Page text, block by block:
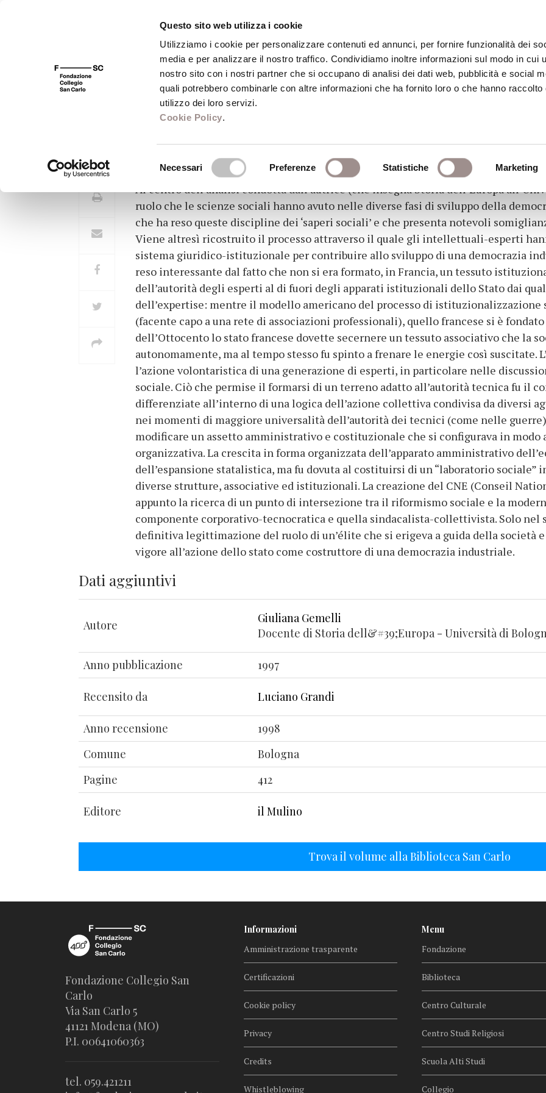
Questo sito web utilizza i cookie
Utilizziamo i cookie per personalizzare contenuti ed annunci, per fornire funzionalità dei
media e per analizzare il nostro traffico. Condividiamo inoltre informazioni sul modo in cui
nostro sito con i nostri partner che si occupano di analisi dei dati web, pubblicità e social
quali potrebbero combinarle con altre informazioni che ha fornito loro o che hanno raccolto
utilizzo dei loro servizi.
Cookie Policy.
Necessari Preferenze Statistiche Marketing
FSC 400 Fondazione Biblioteca Centro Culturale Centro Studi
Le élites della competenza
Al centro dell’analisi condotta dall’autrice (che insegna Storia dell’Europa
ruolo che le scienze sociali hanno avuto nelle diverse fasi di sviluppo della
che ha reso queste discipline dei ‘saperi sociali’ e che presenta notevoli
Viene altresì ricostruito il processo attraverso il quale gli intellettuali-esperti
sistema giuridico-istituzionale per contribuire allo sviluppo di una democrazia
reso interessante dal fatto che non si era formato, in Francia, un tessuto
dell’autorità degli esperti al di fuori degli apparati istituzionali dello Stato dai
dell’expertise: mentre il modello americano del processo di
(facente capo a una rete di associazioni professionali), quello francese si è
dell’Ottocento lo stato francese dovette secernere un tessuto associativo che la
autonomamente, ma al tempo stesso fu spinto a frenare le energie così suscitate.
l’azione volontaristica di una generazione di esperti, in particolare nelle
sociale. Ciò che permise il formarsi di un terreno adatto all’autorità tecnica fu il
differenziate all’interno di una logica dell’azione collettiva condivisa da diversi
nei momenti di maggiore universalità dell’autorità dei tecnici (come nelle
modificare un assetto amministrativo e costituzionale che si configurava in
organizzativa. La crescita in forma organizzata dell’apparato amministrativo
dell’espansione statalistica, ma fu dovuta al costituirsi di un “laboratorio
diverse strutture, associative ed istituzionali. La creazione del CNE (Conseil
appunto la ricerca di un punto di intersezione tra il riformismo sociale e la
componente corporativo-tecnocratica e quella sindacalista-collettivista. Solo nel
definitiva legittimazione del ruolo di un’élite che si erigeva a guida della società
vigore all’azione dello stato come costruttore di una democrazia industriale.
Dati aggiuntivi
Autore
Giuliana Gemelli
Docente di Storia dell&#39;Europa - Università di
Anno pubblicazione 1997
Recensito da Luciano Grandi
Anno recensione
1998
Comune
Bologna
Pagine
412
Editore il Mulino
Trova il volume alla Biblioteca San Carlo
Fondazione Collegio San
Carlo
Via San Carlo 5
41121 Modena (MO)
P.I. 00641060363
tel. 059.421211
Informazioni
Amministrazione trasparente
Certificazioni
Cookie policy
Privacy
Credits
Whistleblowing
Menu
Fondazione
Biblioteca
Centro Culturale
Centro Studi Religiosi
Scuola Alti Studi
Collegio